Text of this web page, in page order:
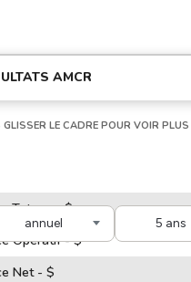
AMCR
annuel 5 ans
GLISSER LE CADRE POUR VOIR
Totaux - $
Opératif - $
Net - $